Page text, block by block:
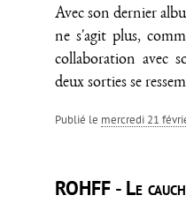
Avec son dernier
ne s'agit plus,
collaboration avec
deux sorties se
Publié le mercredi 21
ROHFF - Le